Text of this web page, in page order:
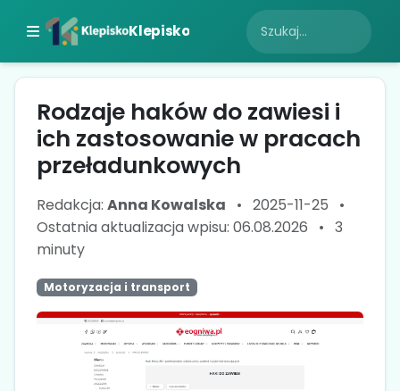
Klepisko
Rodzaje haków do zawiesi i
ich zastosowanie w pracach
przeładunkowych
Redakcja: Anna Kowalska • 2025-11-25
•
Ostatnia aktualizacja wpisu: 06.08.2026
• 3
minuty
Motoryzacja i transport